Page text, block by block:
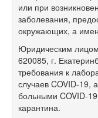
или при
заболевания,
окружающих, а
Юридическим
620085, г.
требования к
случаев COVID-19,
больными COVID-
карантина.